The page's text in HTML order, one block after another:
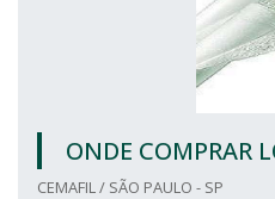
ONDE COMPRAR
CEMAFIL / SÃO PAULO - SP